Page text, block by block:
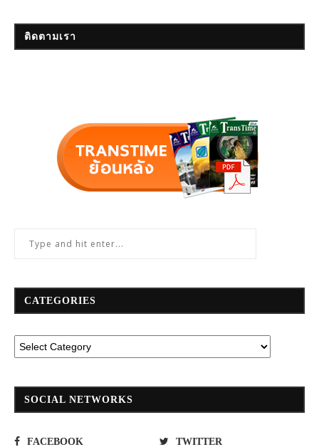
ติดตามเรา
CATEGORIES
SOCIAL NETWORKS
FACEBOOK TWITTER